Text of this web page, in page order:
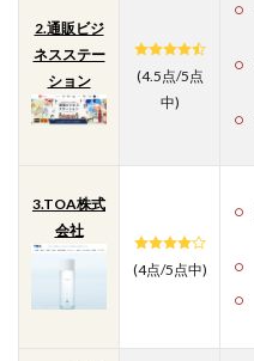
2.通販ビジ
ネスステー
ション
(4.5点/5点
中)
3.TOA株式
会社
(4点/5点中)